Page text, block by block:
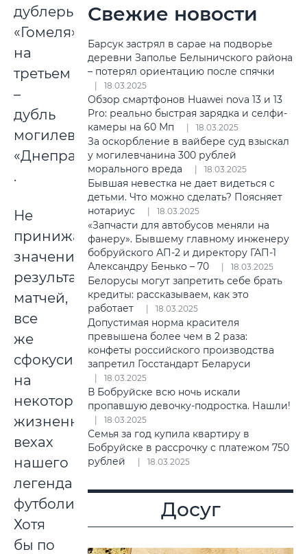
дублеры
«Гомеля»,
на
третьем
–
дубль
могилевского
«Днепра»
.
Не
принижая
значения
результатов
матчей,
все
же
сфокусируемся
на
некоторых
жизненных
вехах
нашего
легендарного
футболиста.
Хотя
бы по
Свежие новости
Барсук застрял в сарае на подворье
деревни Заполье Белыничского района
– потерял ориентацию после спячки
18.03.2025
Обзор смартфонов Huawei nova 13 и 13
Pro: реально быстрая зарядка и селфи-
камеры на 60 Мп
18.03.2025
За оскорбление в вайбере суд взыскал
у могилевчанина 300 рублей
морального вреда
18.03.2025
Бывшая невестка не дает видеться с
детьми. Что можно сделать? Поясняет
нотариус
18.03.2025
«Запчасти для автобусов меняли на
фанеру». Бывшему главному инженеру
бобруйского АП-2 и директору ГАП-1
Александру Бенько – 70
18.03.2025
Белорусы могут запретить себе брать
кредиты: рассказываем, как это
работает
18.03.2025
Допустимая норма красителя
превышена более чем в 2 раза:
конфеты российского производства
запретил Госстандарт Беларуси
18.03.2025
В Бобруйске всю ночь искали
пропавшую девочку-подростка. Нашли!
18.03.2025
Семья за год купила квартиру в
Бобруйске в рассрочку с платежом 750
рублей
18.03.2025
Досуг